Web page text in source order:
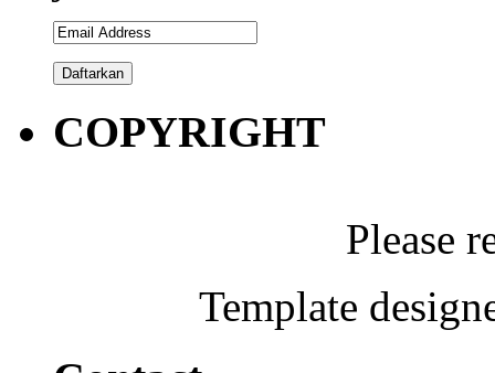
COPYRIGHT
Please
Template